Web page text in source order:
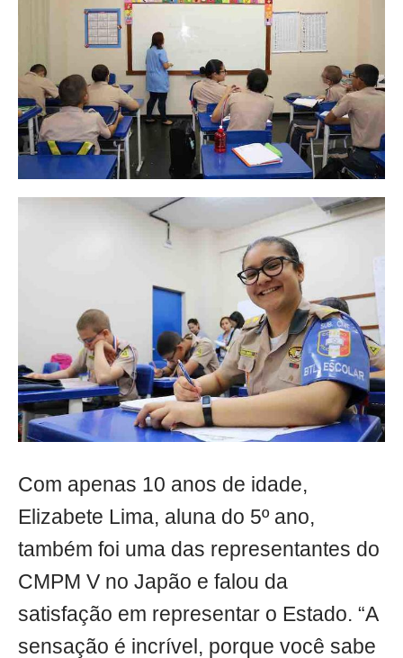
Com apenas 10 anos de idade,
Elizabete Lima, aluna do 5º ano,
também foi uma das representantes do
CMPM V no Japão e falou da
satisfação em representar o Estado. “A
sensação é incrível, porque você sabe